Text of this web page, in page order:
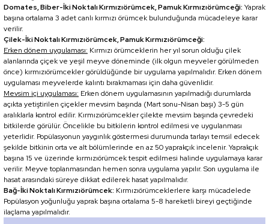
Domates, Biber-İki Noktalı Kırmızıörümcek, Pamuk Kırmızıörümceği: Yaprak
başına ortalama 3 adet canlı kırmızı örümcek bulunduğunda mücadeleye karar
verilir.
Çilek-İki Noktalı Kırmızıörümcek, Pamuk Kırmızıörümceği:
Erken dönem uygulaması: Kırmızı örümceklerin her yıl sorun olduğu çilek
alanlarında çiçek ve yeşil meyve döneminde (ilk olgun meyveler görülmeden
önce) kırmızıörümcekler görüldüğünde bir uygulama yapılmalıdır. Erken dönem
uygulaması meyvelerde kalıntı bırakmaması için daha güvenlidir.
Mevsim içi uygulaması: Erken dönem uygulamasının yapılmadığı durumlarda
açıkta yetiştirilen çiçekler mevsim başında (Mart sonu-Nisan başı) 3-5 gün
aralıklarla kontrol edilir. Kırmızıörümcekler çilekte mevsim başında çevredeki
bitkilerde görülür. Öncelikle bu bitkilerin kontrol edilmesi ve uygulanması
yeterlidir. Popülasyonun yaygınlık göstermesi durumunda tarlayı temsil edecek
şekilde bitkinin orta ve alt bölümlerinde en az 50 yaprakçık incelenir. Yaprakçık
başına 15 ve üzerinde kırmızıörümcek tespit edilmesi halinde uygulamaya karar
verilir. Meyve toplanmasından hemen sonra uygulama yapılır. Son uygulama ile
hasat arasındaki süreye dikkat edilerek hasat yapılmalıdır.
Bağ-İki Noktalı Kırmızıörümcek: Kırmızıörümceklerlere karşı mücadelede
Popülasyon yoğunluğu yaprak başına ortalama 5-8 hareketli bireyi geçtiğinde
ilaçlama yapılmalıdır.